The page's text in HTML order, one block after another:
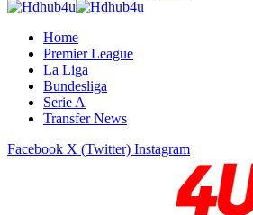
Home
Premier League
La Liga
Bundesliga
Serie A
Transfer News
Facebook X (Twitter) Instagram